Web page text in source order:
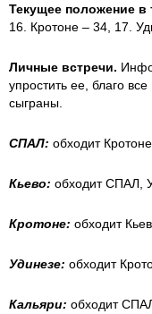
Текущее положение в
16. Кротоне – 34, 17.
Личные встречи.
упростить ее, благо
сыграны.
СПАЛ: обходит
Кьево: обходит СПАЛ,
Кротоне: обходит
Удинезе: обходит
Кальяри: обходит